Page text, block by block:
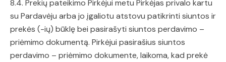
8.4. Prekių pateikimo Pirkėjui metu Pirkėjas privalo kartu
su Pardavėju arba jo įgaliotu atstovu patikrinti siuntos ir
prekės (-ių) būklę bei pasirašyti siuntos perdavimo –
priėmimo dokumentą. Pirkėjui pasirašius siuntos
perdavimo – priėmimo dokumente, laikoma, kad prekė